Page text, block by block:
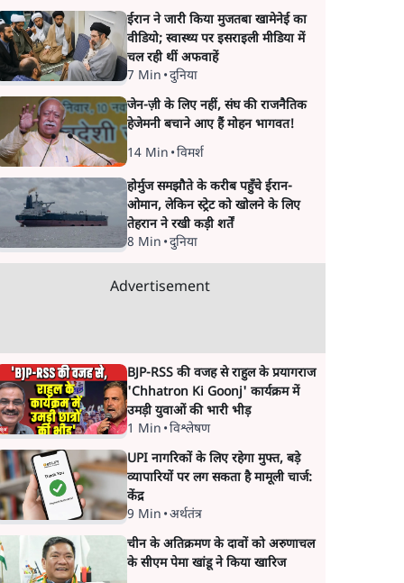
ईरान ने जारी किया मुजतबा खामेनेई का
वीडियो; स्वास्थ्य पर इसराइली मीडिया में
चल रही थीं अफवाहें
7 Min •दुनिया
जेन-ज़ी के लिए नहीं, संघ की राजनैतिक
हेजेमनी बचाने आए हैं मोहन भागवत!
14 Min •विमर्श
होर्मुज समझौते के करीब पहुँचे ईरान-
ओमान, लेकिन स्ट्रेट को खोलने के लिए
तेहरान ने रखी कड़ी शर्तें
8 Min •दुनिया
Advertisement
BJP-RSS की वजह से राहुल के प्रयागराज
'Chhatron Ki Goonj' कार्यक्रम में
उमड़ी युवाओं की भारी भीड़
1 Min •विश्लेषण
UPI नागरिकों के लिए रहेगा मुफ्त, बड़े
व्यापारियों पर लग सकता है मामूली चार्ज:
केंद्र
9 Min •अर्थतंत्र
चीन के अतिक्रमण के दावों को अरुणाचल
के सीएम पेमा खांडू ने किया खारिज